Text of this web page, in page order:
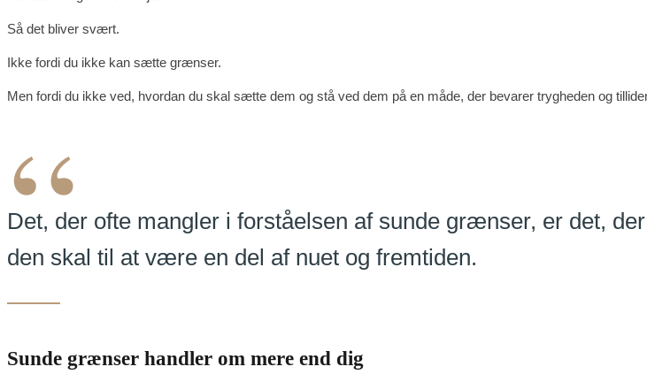
Så det bliver svært.
Ikke fordi du ikke kan sætte grænser.
Men fordi du ikke ved, hvordan du skal sætte dem og stå ved dem på en måde, der bevarer trygheden og
“
Det, der ofte mangler i forståelsen af sunde grænser, er det,
den skal til at være en del af nuet og fremtiden.
Sunde grænser handler om mere end dig